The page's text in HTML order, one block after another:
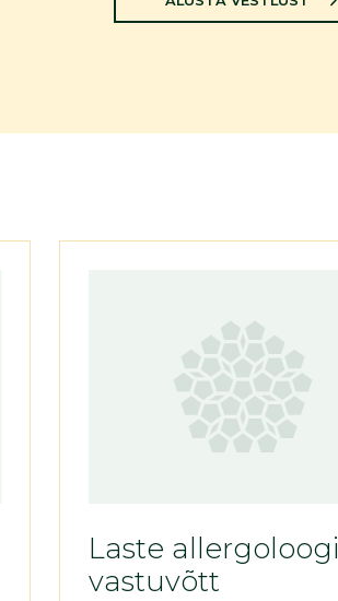
Laste allergoloogi
vastuvõtt